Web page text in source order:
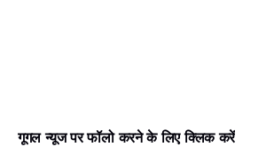
गूगल न्‍यूज पर फॉलो करने के लिए क्लिक करें